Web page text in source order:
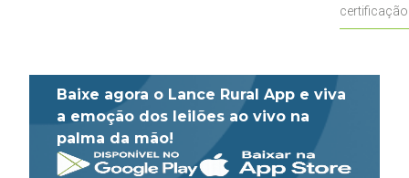
Baixe agora o Lance Rural App e viva
a emoção dos leilões ao vivo na
palma da mão!